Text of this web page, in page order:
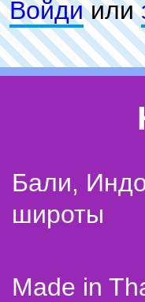
Войдиили
Бали,
широты
Made in